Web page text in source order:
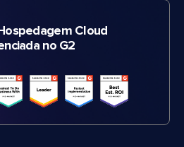
Cloud
no G2